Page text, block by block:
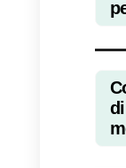
dei